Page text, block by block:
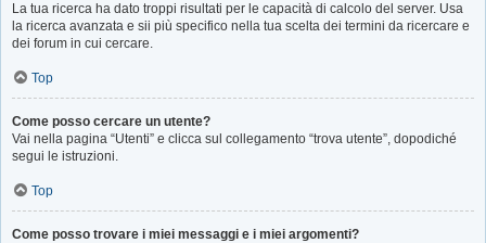
La tua ricerca ha dato troppi risultati per le capacità di calcolo del server. Usa
la ricerca avanzata e sii più specifico nella tua scelta dei termini da ricercare e
dei forum in cui cercare.
Top
Come posso cercare un utente?
Vai nella pagina “Utenti” e clicca sul collegamento “trova utente”, dopodiché
segui le istruzioni.
Top
Come posso trovare i miei messaggi e i miei argomenti?